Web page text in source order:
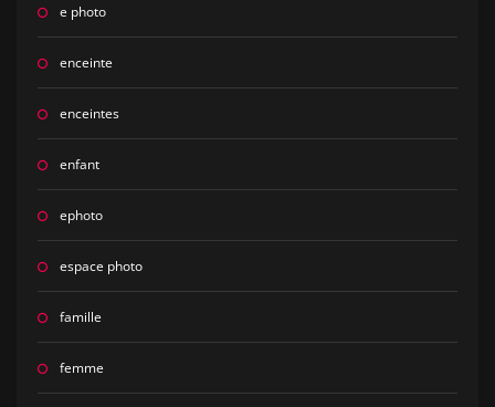
e photo
enceinte
enceintes
enfant
ephoto
espace photo
famille
femme